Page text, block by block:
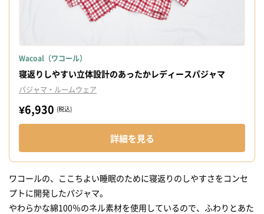
Wacoal（ワコール）
寝返りしやすい立体設計のあったかレディースパジャマ
パジャマ・ルームウェア
¥6,930 (税込)
詳細を見る
ワコールの、ここちよい睡眠のために寝返りのしやすさをコンセ
プトに開発したパジャマ。
やわらかな綿100％のネル素材を使用しているので、ふわりとあた